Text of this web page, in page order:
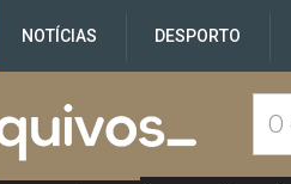
NOTÍCIAS DESPORTO